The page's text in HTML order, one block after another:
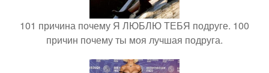
101 причина почему Я ЛЮБЛЮ ТЕБЯ подруге. 100
причин почему ты моя лучшая подруга.